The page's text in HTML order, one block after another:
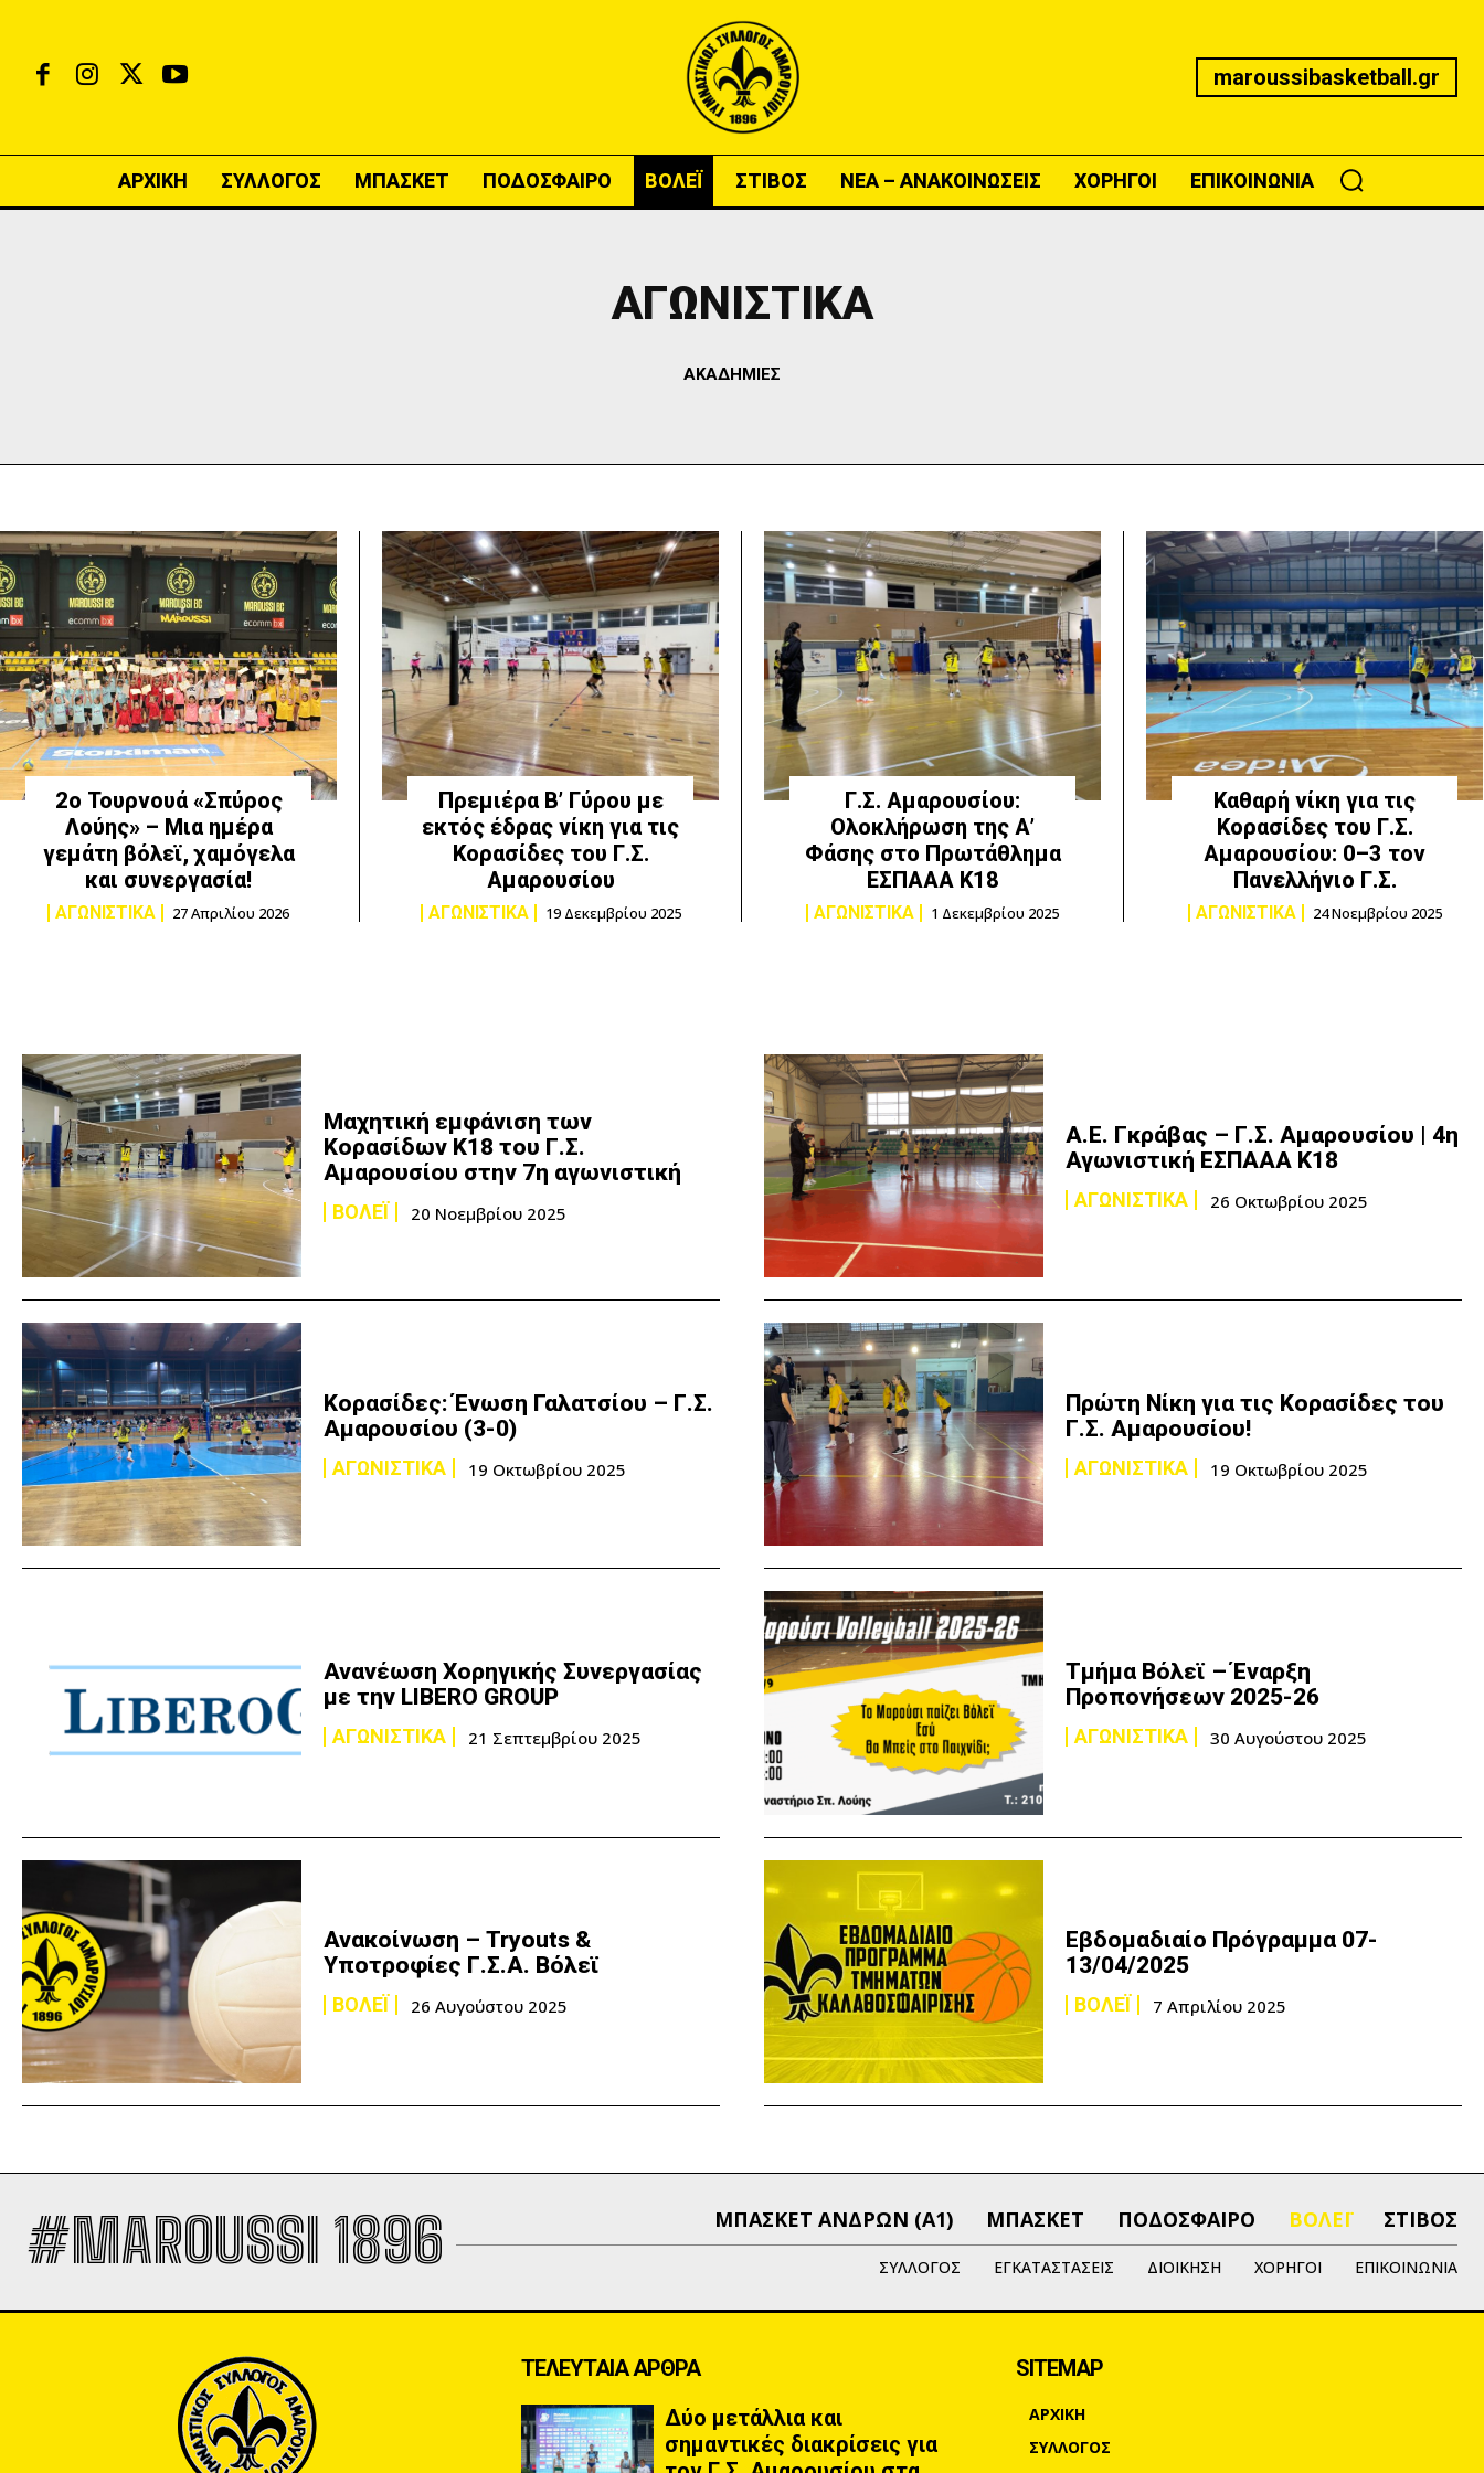
maroussibasketball.gr
ΑΡΧΙΚΗ ΣΥΛΛΟΓΟΣ ΜΠΑΣΚΕΤ ΠΟΔΟΣΦΑΙΡΟ ΒΟΛΕΪ ΣΤΙΒΟΣ ΝΕΑ – ΑΝΑΚΟΙΝΩΣΕΙΣ ΧΟΡΗΓΟΙ ΕΠΙΚΟΙΝΩΝΙΑ
ΑΓΩΝΙΣΤΙΚΑ
ΑΚΑΔΗΜΙΕΣ
2ο Τουρνουά «Σπύρος
Λούης» – Μια ημέρα
γεμάτη βόλεϊ, χαμόγελα
και συνεργασία!
ΑΓΩΝΙΣΤΙΚΑ 27 Απριλίου 2026
Πρεμιέρα Β’ Γύρου με
εκτός έδρας νίκη για τις
Κορασίδες του Γ.Σ.
Αμαρουσίου
ΑΓΩΝΙΣΤΙΚΑ 19 Δεκεμβρίου 2025
Γ.Σ. Αμαρουσίου:
Ολοκλήρωση της Α’
Φάσης στο Πρωτάθλημα
ΕΣΠΑΑΑ Κ18
ΑΓΩΝΙΣΤΙΚΑ 1 Δεκεμβρίου 2025
Καθαρή νίκη για τις
Κορασίδες του Γ.Σ.
Αμαρουσίου: 0–3 τον
Πανελλήνιο Γ.Σ.
ΑΓΩΝΙΣΤΙΚΑ 24 Νοεμβρίου 2025
Μαχητική εμφάνιση των
Κορασίδων Κ18 του Γ.Σ.
Αμαρουσίου στην 7η αγωνιστική
ΒΟΛΕΪ 20 Νοεμβρίου 2025
Α.Ε. Γκράβας – Γ.Σ. Αμαρουσίου | 4η
Αγωνιστική ΕΣΠΑΑΑ Κ18
ΑΓΩΝΙΣΤΙΚΑ 26 Οκτωβρίου 2025
Κορασίδες: Ένωση Γαλατσίου – Γ.Σ.
Αμαρουσίου (3-0)
ΑΓΩΝΙΣΤΙΚΑ 19 Οκτωβρίου 2025
Πρώτη Νίκη για τις Κορασίδες του
Γ.Σ. Αμαρουσίου!
ΑΓΩΝΙΣΤΙΚΑ 19 Οκτωβρίου 2025
Ανανέωση Χορηγικής Συνεργασίας
με την LIBERO GROUP
ΑΓΩΝΙΣΤΙΚΑ 21 Σεπτεμβρίου 2025
Τμήμα Βόλεϊ – Έναρξη
Προπονήσεων 2025-26
ΑΓΩΝΙΣΤΙΚΑ 30 Αυγούστου 2025
Ανακοίνωση – Tryouts &
Υποτροφίες Γ.Σ.Α. Βόλεϊ
ΒΟΛΕΪ 26 Αυγούστου 2025
Εβδομαδιαίο Πρόγραμμα 07-
13/04/2025
ΒΟΛΕΪ 7 Απριλίου 2025
#MAROUSSI 1896 ΜΠΑΣΚΕΤ ΑΝΔΡΩΝ (Α1) ΜΠΑΣΚΕΤ ΠΟΔΟΣΦΑΙΡΟ ΒΟΛΕΪ ΣΤΙΒΟΣ
ΣΥΛΛΟΓΟΣ ΕΓΚΑΤΑΣΤΑΣΕΙΣ ΔΙΟΙΚΗΣΗ ΧΟΡΗΓΟΙ ΕΠΙΚΟΙΝΩΝΙΑ
ΤΕΛΕΥΤΑΙΑ ΑΡΘΡΑ
Δύο μετάλλια και
σημαντικές διακρίσεις για
SITEMAP
ΑΡΧΙΚΗ
ΣΥΛΛΟΓΟΣ